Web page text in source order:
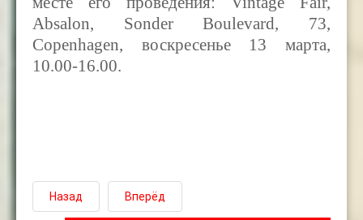
Absalon, Sonder Boulevard, 73,
Copenhagen, воскресенье 13 марта,
10.00-16.00.
Назад Вперёд